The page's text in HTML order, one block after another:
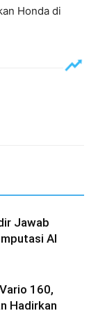
Honda di
Jawab
AI
160,
Hadirkan